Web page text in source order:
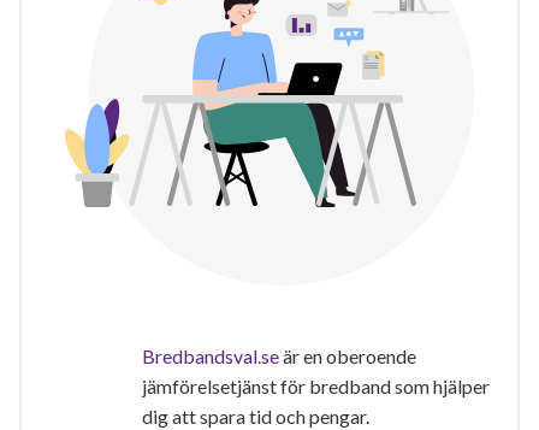
Bredbandsval.seär en oberoende
jämförelsetjänst för bredband som hjälper
dig att spara tid och pengar.